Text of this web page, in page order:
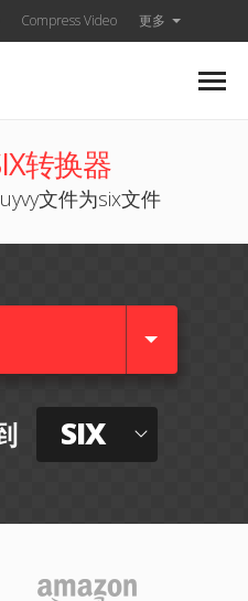
Compress Video 更多
转换器
文件为six文件
SIX